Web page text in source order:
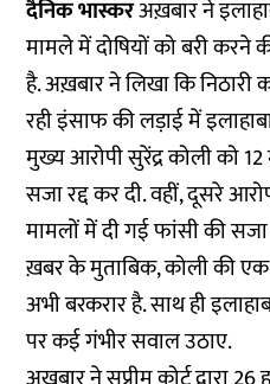
दैनिक भास्करअख़बार ने
मामले में दोषियों को बरी करने
है. अख़बार ने लिखा कि
रही इंसाफ की लड़ाई में
मुख्य आरोपी सुरेंद्र कोली को
सजा रद्द कर दी. वहीं, दूसरे
मामलों में दी गई फांसी की
ख़बर के मुताबिक, कोली की
अभी बरकरार है. साथ ही
पर कई गंभीर सवाल उठाए.